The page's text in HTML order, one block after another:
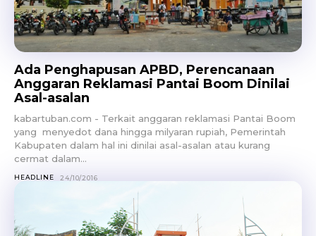
Ada Penghapusan APBD, Perencanaan
Anggaran Reklamasi Pantai Boom Dinilai
Asal-asalan
kabartuban.com - Terkait anggaran reklamasi Pantai Boom
yang menyedot dana hingga milyaran rupiah, Pemerintah
Kabupaten dalam hal ini dinilai asal-asalan atau kurang
cermat dalam...
HEADLINE 24/10/2016